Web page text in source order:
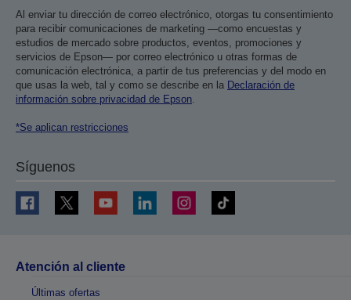
Al enviar tu dirección de correo electrónico, otorgas tu consentimiento
para recibir comunicaciones de marketing —como encuestas y
estudios de mercado sobre productos, eventos, promociones y
servicios de Epson— por correo electrónico u otras formas de
comunicación electrónica, a partir de tus preferencias y del modo en
que usas la web, tal y como se describe en la Declaración de
información sobre privacidad de Epson.
*Se aplican restricciones
Síguenos
Atención al cliente
Últimas ofertas